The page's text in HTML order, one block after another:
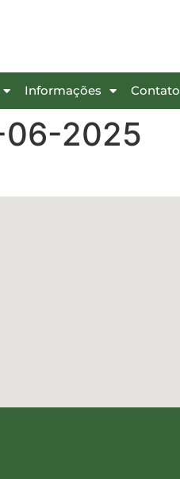
Informações Contato
06-2025